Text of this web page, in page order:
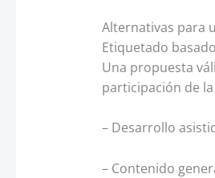
Alternativas para
Etiquetado
Una propuesta
participación de
– Desarrollo
– Contenido